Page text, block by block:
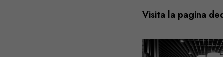
Visita la pagina